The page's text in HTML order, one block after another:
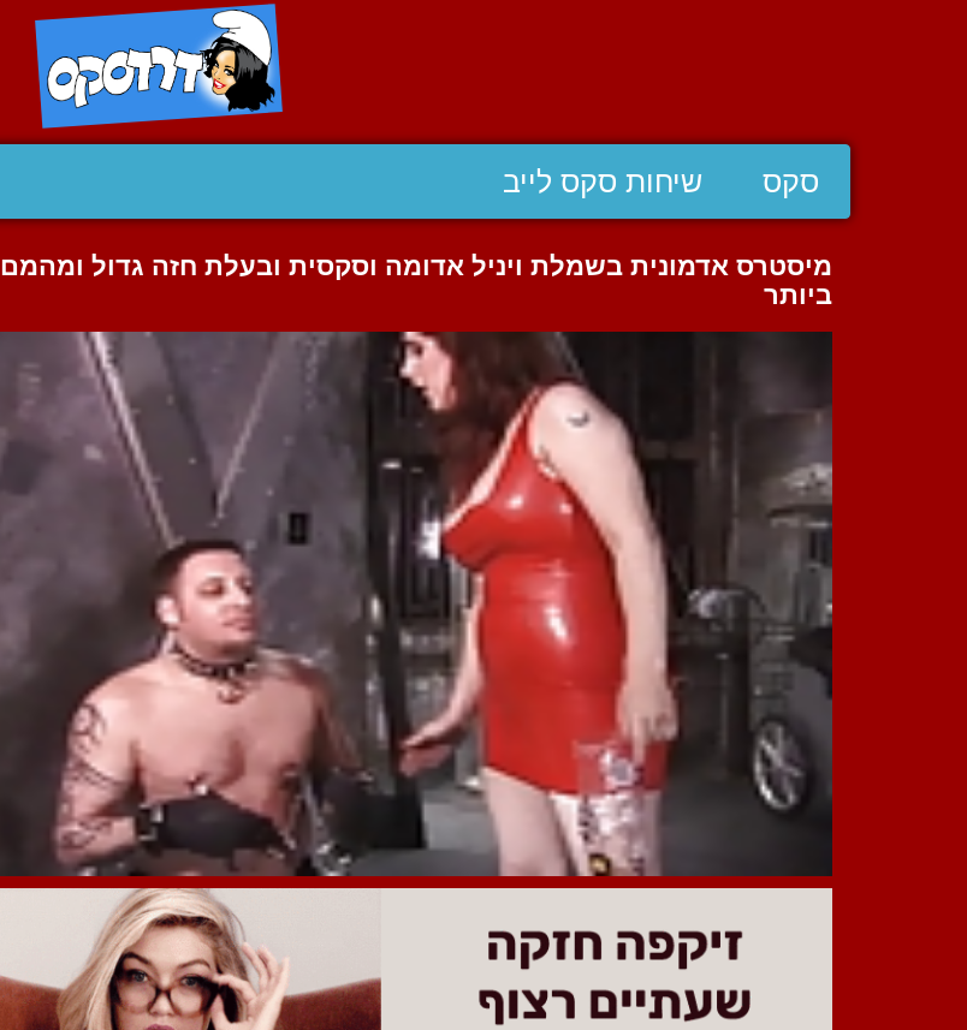
סקס שיחות סקס לייב
מיסטרס אדמונית בשמלת ויניל אדומה וסקסית ובעלת חזה גדול ומהמם
ביותר